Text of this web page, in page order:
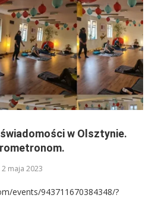
w Olsztynie.
2 maja 2023
events/943711670384348/?